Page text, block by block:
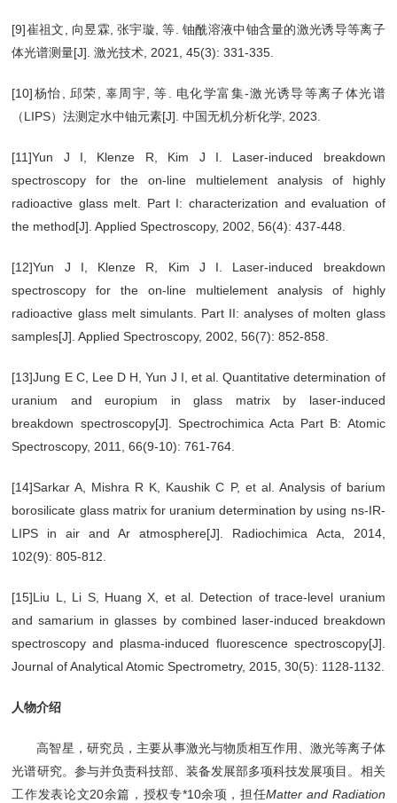
[9]崔祖文, 向昱霖, 张宇璇, 等. 铀酰溶液中铀含量的激光诱导等离子
体光谱测量[J]. 激光技术, 2021, 45(3): 331-335.
[10]杨怡, 邱荣, 辜周宇, 等. 电化学富集-激光诱导等离子体光谱
（LIPS）法测定水中铀元素[J]. 中国无机分析化学, 2023.
[11]Yun J I, Klenze R, Kim J I. Laser-induced breakdown
spectroscopy for the on-line multielement analysis of highly
radioactive glass melt. Part I: characterization and evaluation of
the method[J]. Applied Spectroscopy, 2002, 56(4): 437-448.
[12]Yun J I, Klenze R, Kim J I. Laser-induced breakdown
spectroscopy for the on-line multielement analysis of highly
radioactive glass melt simulants. Part II: analyses of molten glass
samples[J]. Applied Spectroscopy, 2002, 56(7): 852-858.
[13]Jung E C, Lee D H, Yun J I, et al. Quantitative determination of
uranium and europium in glass matrix by laser-induced
breakdown spectroscopy[J]. Spectrochimica Acta Part B: Atomic
Spectroscopy, 2011, 66(9-10): 761-764.
[14]Sarkar A, Mishra R K, Kaushik C P, et al. Analysis of barium
borosilicate glass matrix for uranium determination by using ns-IR-
LIPS in air and Ar atmosphere[J]. Radiochimica Acta, 2014,
102(9): 805-812.
[15]Liu L, Li S, Huang X, et al. Detection of trace-level uranium
and samarium in glasses by combined laser-induced breakdown
spectroscopy and plasma-induced fluorescence spectroscopy[J].
Journal of Analytical Atomic Spectrometry, 2015, 30(5): 1128-1132.
人物介绍
高智星，研究员，主要从事激光与物质相互作用、激光等离子体
光谱研究。参与并负责科技部、装备发展部多项科技发展项目。相关
工作发表论文20余篇，授权专*10余项，担任Matter and Radiation